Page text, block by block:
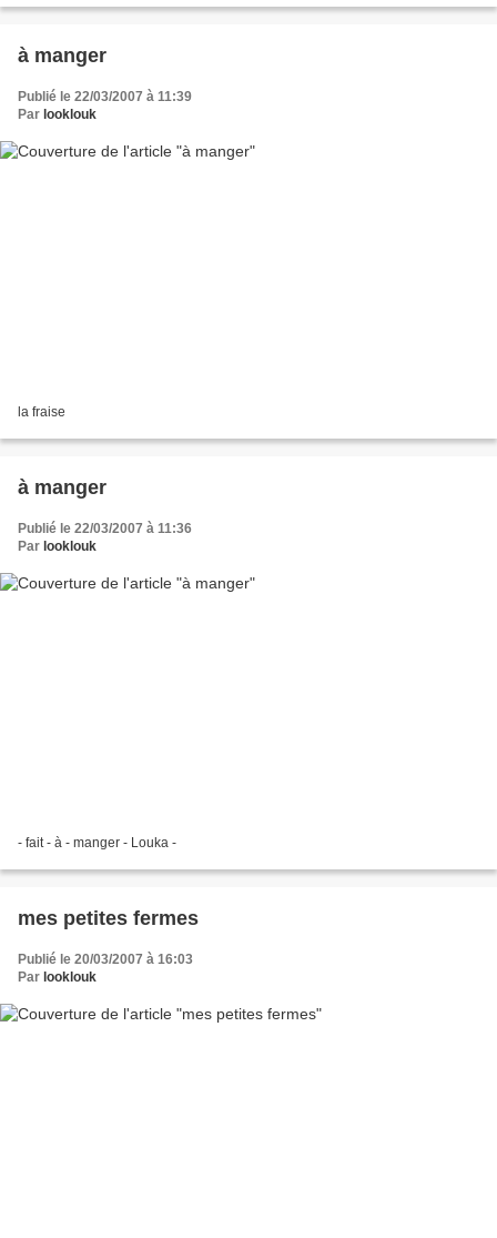
à manger
Publié le 22/03/2007 à 11:39
Par looklouk
la fraise
à manger
Publié le 22/03/2007 à 11:36
Par looklouk
- fait - à - manger - Louka -
mes petites fermes
Publié le 20/03/2007 à 16:03
Par looklouk